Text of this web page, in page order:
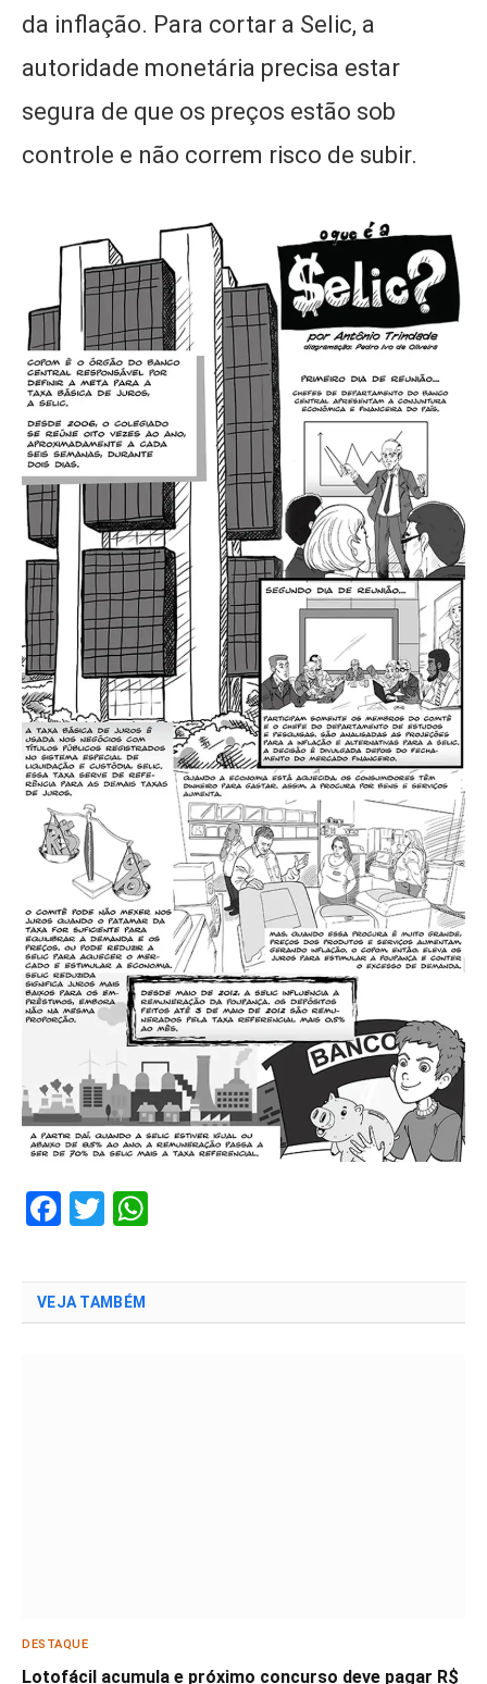
da inflação. Para cortar a Selic, a
autoridade monetária precisa estar
segura de que os preços estão sob
controle e não correm risco de subir.
Facebook
Twitter
VEJA TAMBÉM
DESTAQUE
Lotofácil acumula e próximo concurso deve pagar R$